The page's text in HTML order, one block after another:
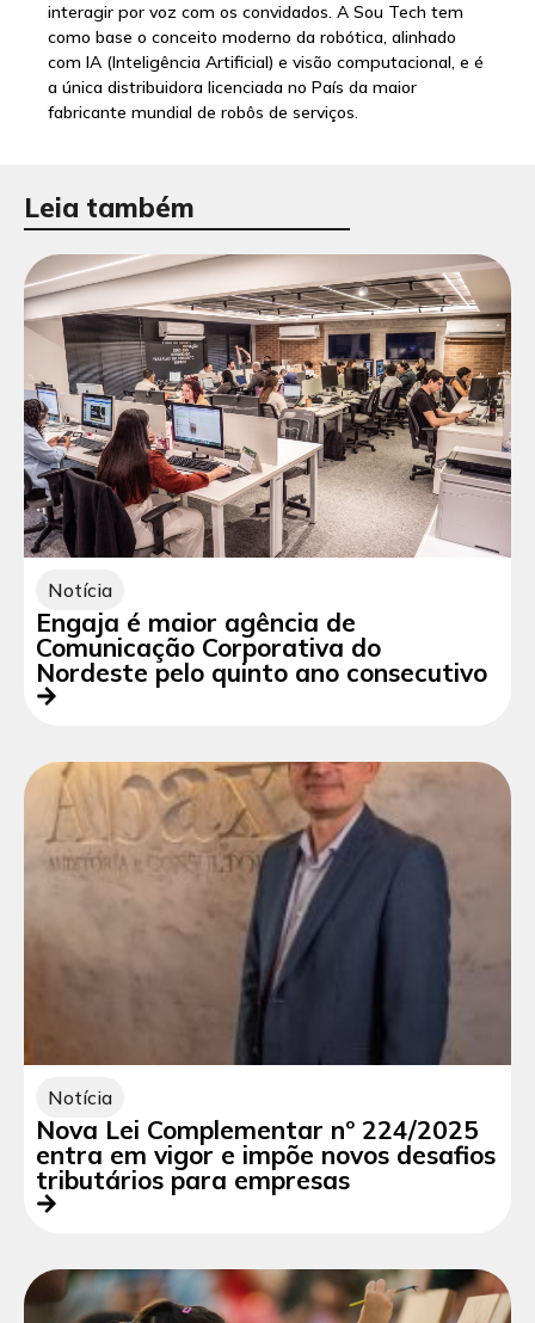
interagir por voz com os convidados. A Sou Tech tem
como base o conceito moderno da robótica, alinhado
com IA (Inteligência Artificial) e visão computacional, e é
a única distribuidora licenciada no País da maior
fabricante mundial de robôs de serviços.
Leia também
Notícia
Engaja é maior agência de
Comunicação Corporativa do
Nordeste pelo quinto ano consecutivo
Notícia
Nova Lei Complementar nº 224/2025
entra em vigor e impõe novos desafios
tributários para empresas